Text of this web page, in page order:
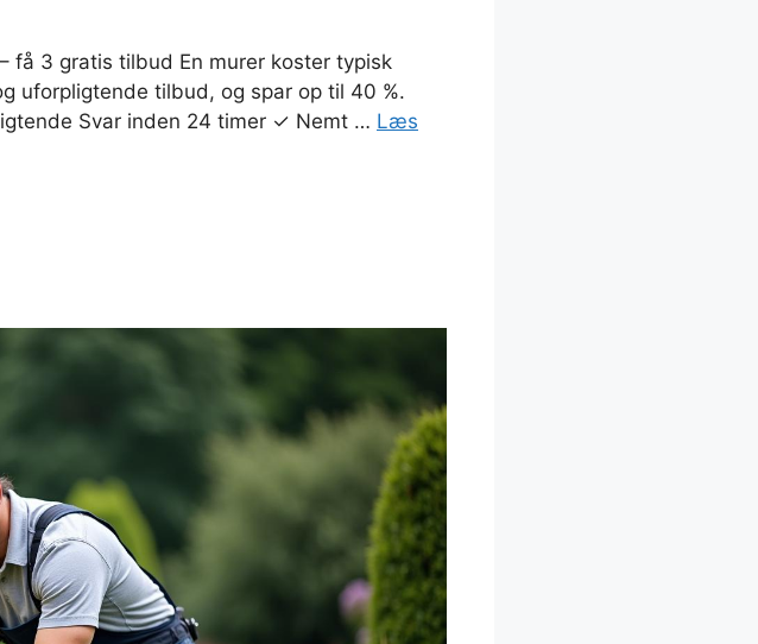
få 3 gratis tilbud En murer koster typisk
uforpligtende tilbud, og spar op til 40 %.
Svar inden 24 timer ✓ Nemt … Læs